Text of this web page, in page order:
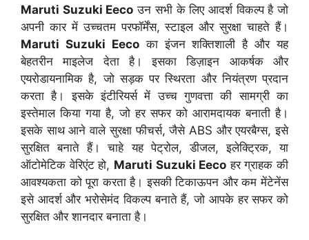
Maruti Suzuki Eeco उन सभी के लिए आदर्श विकल्प है जो
अपनी कार में उच्चतम परफॉर्मेंस, स्टाइल और सुरक्षा चाहते हैं।
Maruti Suzuki Eecoका इंजन शक्तिशाली है और यह
बेहतरीन माइलेज देता है। इसका डिज़ाइन आकर्षक और
एयरोडायनामिक है, जो सड़क पर स्थिरता और नियंत्रण प्रदान
करता है। इसके इंटीरियर्स में उच्च गुणवत्ता की सामग्री का
इस्तेमाल किया गया है, जो हर सफर को आरामदायक बनाती है।
इसके साथ आने वाले सुरक्षा फीचर्स, जैसे ABS और एयरबैग्स, इसे
सुरक्षित बनाते हैं। चाहे यह पेट्रोल, डीजल, इलेक्ट्रिक, या
ऑटोमेटिक वेरिएंट हो, Maruti Suzuki Eeco हर ग्राहक की
आवश्यकता को पूरा करता है। इसकी टिकाऊपन और कम मेंटेनेंस
इसे आदर्श और भरोसेमंद विकल्प बनाते हैं, जो आपके हर सफर को
सुरक्षित और शानदार बनाता है।